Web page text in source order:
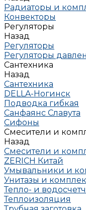
Радиаторы и
Конвекторы
Регуляторы
Назад
Регуляторы
Регуляторы
Сантехника
Назад
Сантехника
DELLA-Ногинск
Подводка гибкая
Санфаянс Славута
Сифоны
Смесители и
Назад
Смесители и
ZERICH Китай
Умывальники и
Унитазы и
Тепло- и
Теплоизоляция